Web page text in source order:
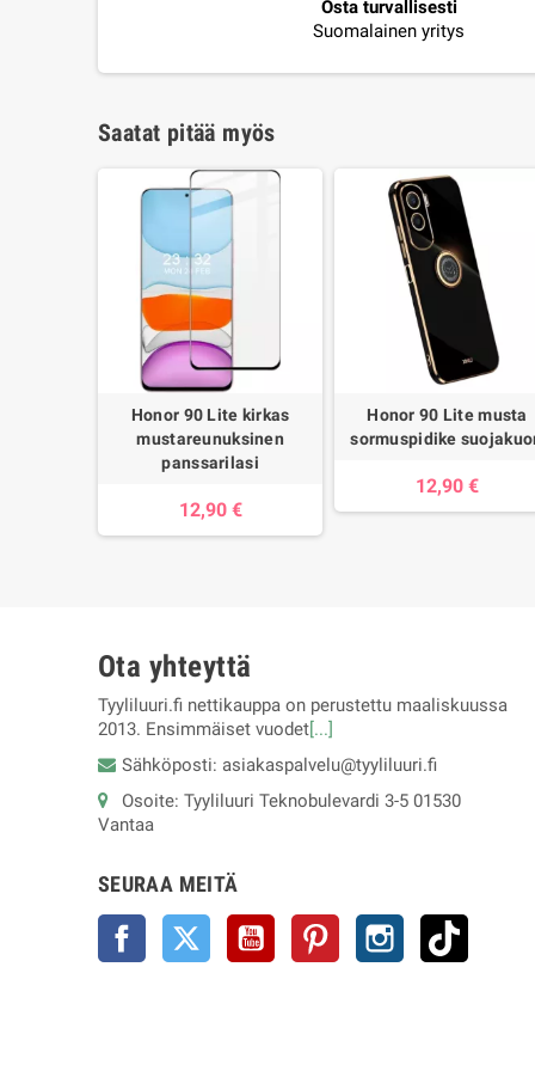
Osta turvallisesti
Suomalainen yritys
Saatat pitää myös
Honor 90 Lite kirkas
mustareunuksinen
panssarilasi
12,90 €
Honor 90 Lite musta
sormuspidike
12,90 €
Ota yhteyttä
Tyyliluuri.fi nettikauppa on perustettu maaliskuussa
2013. Ensimmäiset vuodet[...]
Sähköposti: asiakaspalvelu@tyyliluuri.fi
Osoite: Tyyliluuri Teknobulevardi 3-5 01530
Vantaa
SEURAA MEITÄ
Facebook Twitter YouTube Pinterest Instagram